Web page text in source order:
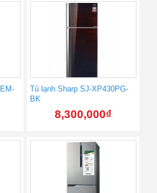
Tủ lạnh Sharp SJ-XP430PG-
BK
8,300,000₫